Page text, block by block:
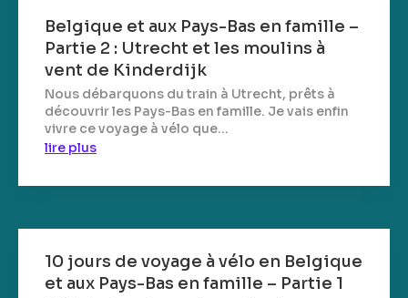
Belgique et aux Pays-Bas en famille –
Partie 2 : Utrecht et les moulins à
vent de Kinderdijk
Nous débarquons du train à Utrecht, prêts à
découvrir les Pays-Bas en famille. Je vais enfin
vivre ce voyage à vélo que...
lire plus
10 jours de voyage à vélo en Belgique
et aux Pays-Bas en famille – Partie 1